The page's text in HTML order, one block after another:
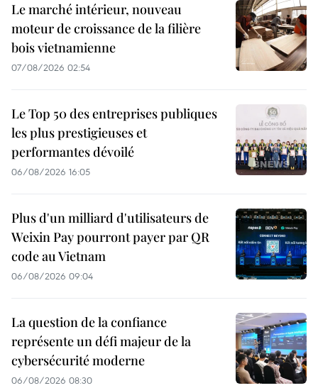
Le marché intérieur, nouveau
moteur de croissance de la filière
bois vietnamienne
07/08/2026 02:54
Le Top 50 des entreprises publiques
les plus prestigieuses et
performantes dévoilé
06/08/2026 16:05
Plus d'un milliard d'utilisateurs de
Weixin Pay pourront payer par QR
code au Vietnam
06/08/2026 09:04
La question de la confiance
représente un défi majeur de la
cybersécurité moderne
06/08/2026 08:30